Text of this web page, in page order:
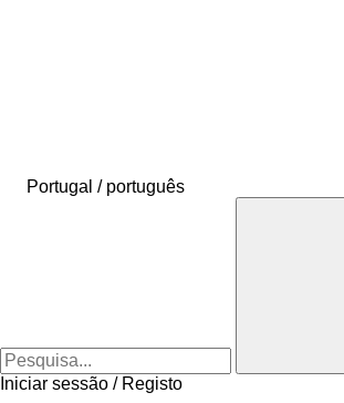
Portugal / português
Iniciar sessão / Registo